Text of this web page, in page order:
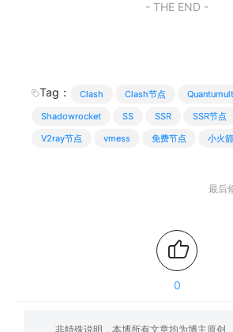
- THE END -
Tag： Clash Clash节点
Shadowrocket
SS SSR SSR节点
V2ray节点
vmess 免费节点 小火箭
最后
0
非特殊说明，本博所有文章均为博主原创。